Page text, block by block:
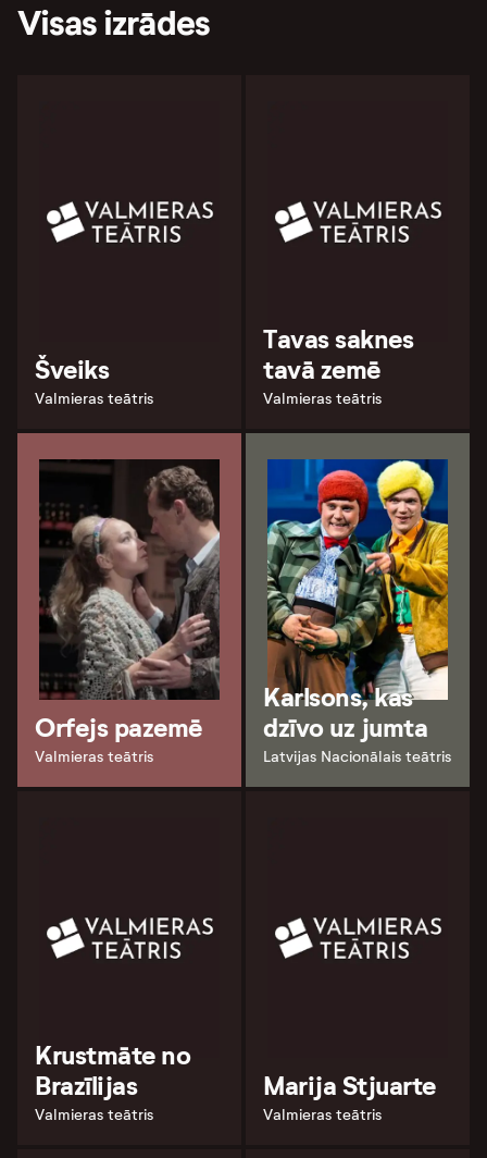
Visas izrādes
Šveiks
Valmieras teātris
Tavas saknes
tavā zemē
Valmieras teātris
Orfejs pazemē
Valmieras teātris
Karlsons, kas
dzīvo uz jumta
Latvijas Nacionālais teātris
Krustmāte no
Brazīlijas
Valmieras teātris
Marija Stjuarte
Valmieras teātris